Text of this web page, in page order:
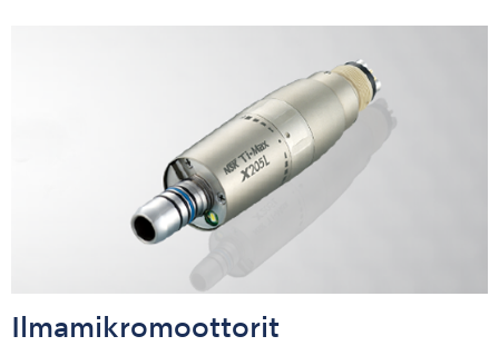
Ilmamikromoottorit